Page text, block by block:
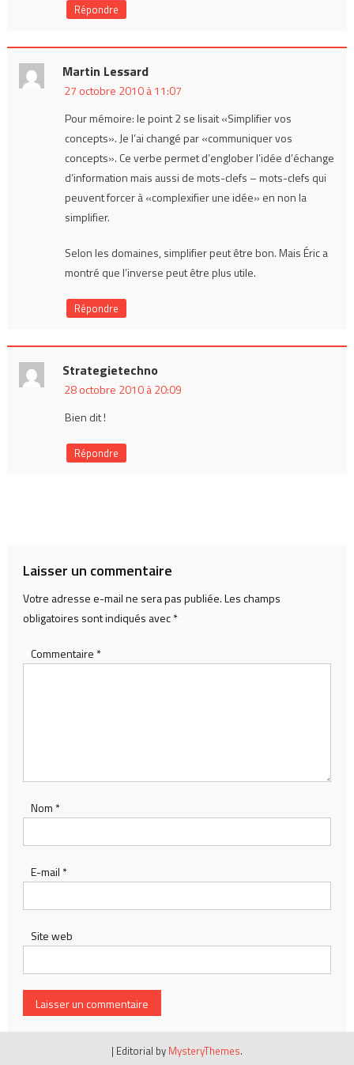
Répondre
Martin Lessard
27 octobre 2010 à 11:07
Pour mémoire: le point 2 se lisait «Simplifier vos
concepts». Je l’ai changé par «communiquer vos
concepts». Ce verbe permet d’englober l’idée d’échange
d’information mais aussi de mots-clefs – mots-clefs qui
peuvent forcer à «complexifier une idée» en non la
simplifier.
Selon les domaines, simplifier peut être bon. Mais Éric a
montré que l’inverse peut être plus utile.
Répondre
Strategietechno
28 octobre 2010 à 20:09
Bien dit !
Répondre
Laisser un commentaire
Votre adresse e-mail ne sera pas publiée.Les champs
obligatoires sont indiqués avec*
Commentaire *
Nom *
E-mail *
Site web
| Editorial by MysteryThemes.